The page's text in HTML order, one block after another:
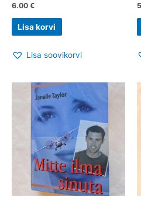
6.00 €
Lisa korvi
Lisa soovikorvi